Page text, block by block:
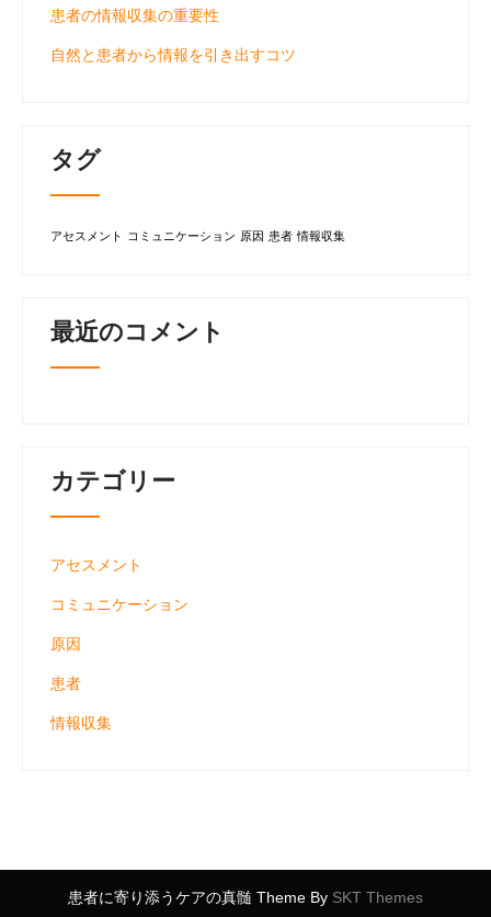
患者の情報収集の重要性
自然と患者から情報を引き出すコツ
タグ
アセスメント コミュニケーション 原因 患者 情報収集
最近のコメント
カテゴリー
アセスメント
コミュニケーション
原因
患者
情報収集
患者に寄り添うケアの真髄 Theme By SKT Themes